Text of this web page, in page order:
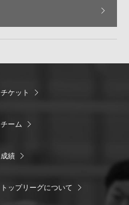
チケット
チーム
成績
トップリーグについて